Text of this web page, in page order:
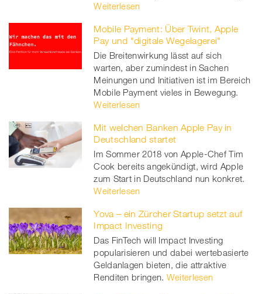
Weiterlesen
Mobile Payment: Über Twint, Apple
Pay und "digitale Wegelagerei"
Die Breitenwirkung lässt auf sich
warten, aber zumindest in Sachen
Meinungen und Initiativen ist im Bereich
Mobile Payment vieles in Bewegung.
Weiterlesen
Mit welchen Banken Apple Pay in
Deutschland startet
Im Sommer 2018 von Apple-Chef Tim
Cook bereits angekündigt, wird Apple
zum Start in Deutschland nun konkret.
Weiterlesen
Yova – ein Zürcher Startup setzt auf
Impact Investing
Das FinTech will Impact Investing
popularisieren und dabei wertebasierte
Geldanlagen bieten, die attraktive
Renditen bringen. Weiterlesen